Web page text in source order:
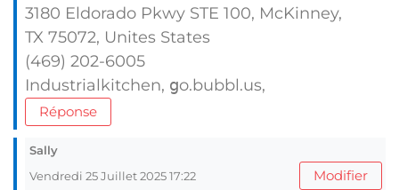
3180 Eldorado Pkwy STE 100, McKinney,
TX 75072, Unites Ѕtates
(469) 202-6005
Industrialkitchen, ցo.bubbl.us,
Réponse
Sally
Vendredi 25 Juillet 2025 17:22
Modifier